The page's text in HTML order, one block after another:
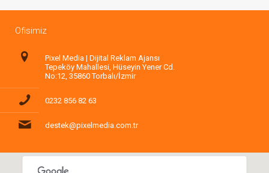
Ofisimiz
Pixel Media | Dijital Reklam Ajansı
Tepeköy Mahallesi, Hüseyin Yener Cd.
No:12, 35860 Torbalı/İzmir
0232 856 82 63
destek@pixelmedia.com.tr